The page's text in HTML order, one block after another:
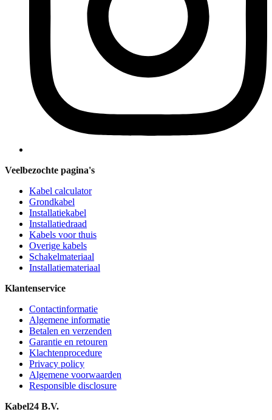
Veelbezochte pagina's
Kabel calculator
Grondkabel
Installatiekabel
Installatiedraad
Kabels voor thuis
Overige kabels
Schakelmateriaal
Installatiemateriaal
Klantenservice
Contactinformatie
Algemene informatie
Betalen en verzenden
Garantie en retouren
Klachtenprocedure
Privacy policy
Algemene voorwaarden
Responsible disclosure
Kabel24 B.V.